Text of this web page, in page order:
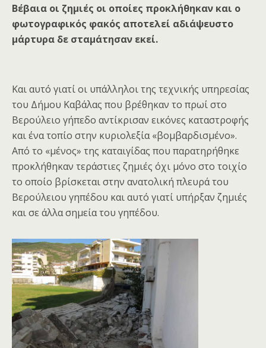
Βέβαια οι ζημιές οι οποίες προκλήθηκαν και ο
φωτογραφικός φακός αποτελεί αδιάψευστο
μάρτυρα δε σταμάτησαν εκεί.
Και αυτό γιατί οι υπάλληλοι της τεχνικής υπηρεσίας
του Δήμου Καβάλας που βρέθηκαν το πρωί στο
Βερούλειο γήπεδο αντίκρισαν εικόνες καταστροφής
και ένα τοπίο στην κυριολεξία «βομβαρδισμένο».
Από το «μένος» της καταιγίδας που παρατηρήθηκε
προκλήθηκαν τεράστιες ζημιές όχι μόνο στο τοιχίο
το οποίο βρίσκεται στην ανατολική πλευρά του
Βερούλειου γηπέδου και αυτό γιατί υπήρξαν ζημιές
και σε άλλα σημεία του γηπέδου.